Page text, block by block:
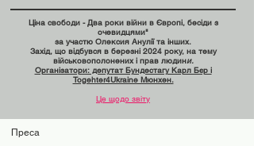
Ціна свободи - Два роки війни в Європі, бесіди з
очевидцями"
за участю Олексия Анулії та інших.
Захід, що відбувся в березні 2024 року, на тему
військовополонених і прав людини.
Організатори: депутат Бундестагу Карл Бєр і
Togehter4Ukraine Мюнхен.
Це щодо звіту
Преса